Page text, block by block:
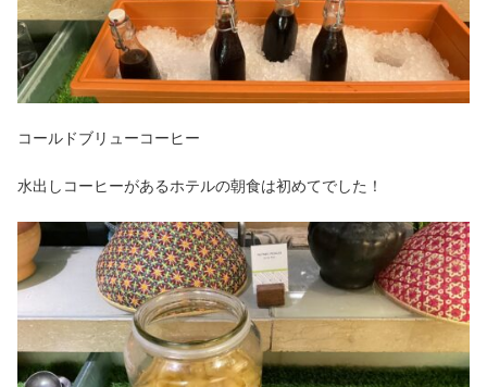
コールドブリューコーヒー
水出しコーヒーがあるホテルの朝食は初めてでした！